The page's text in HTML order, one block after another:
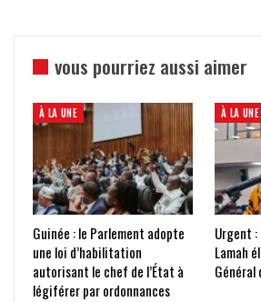
vous pourriez aussi aimer
À LA UNE
Guinée : le Parlement adopte
une loi d’habilitation
autorisant le chef de l’État à
légiférer par ordonnances
À LA UNE
Urgent :
Lamah
Général